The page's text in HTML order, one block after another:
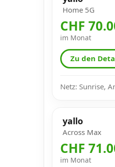
Home 5G
CHF
im Monat
Zu den
Netz: Sunrise,
yallo
Across Max
CHF
im Monat